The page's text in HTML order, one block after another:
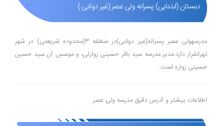
دبستان (ابتدایی) پسرانه ولی عصر (غیر دولتی )
مدرسهولی عصر پسرانه(غیر دولتی)در منطقه 3(محدوده شریعتی) در شهر
تهرانقرار دارد.مدیر مدرسه سید باقر حسینی زوارئی، و موسس آن سید حسین
حسینی زواره است.
اطلاعات بیشتر و آدرس دقیق مدرسه ولی عصر